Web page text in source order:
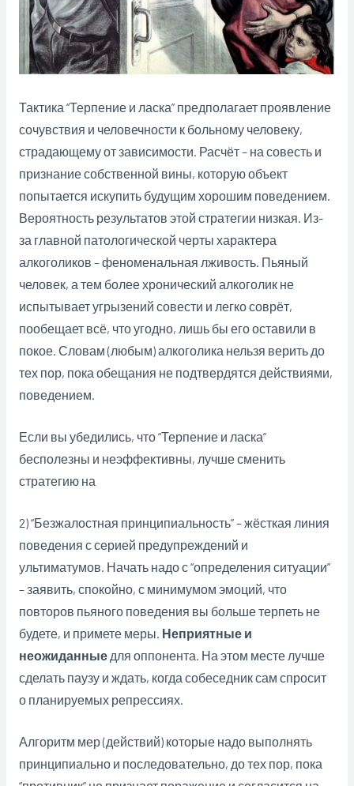
Тактика “Терпение и ласка” предполагает проявление
сочувствия и человечности к больному человеку,
страдающему от зависимости. Расчёт – на совесть и
признание собственной вины, которую объект
попытается искупить будущим хорошим поведением.
Вероятность результатов этой стратегии низкая. Из-
за главной патологической черты характера
алкоголиков – феноменальная лживость. Пьяный
человек, а тем более хронический алкоголик не
испытывает угрызений совести и легко соврёт,
пообещает всё, что угодно, лишь бы его оставили в
покое. Словам (любым) алкоголика нельзя верить до
тех пор, пока обещания не подтвердятся действиями,
поведением.
Если вы убедились, что “Терпение и ласка”
бесполезны и неэффективны, лучше сменить
стратегию на
2) “Безжалостная принципиальность” – жёсткая линия
поведения с серией предупреждений и
ультиматумов. Начать надо с “определения ситуации”
– заявить, спокойно, с минимумом эмоций, что
повторов пьяного поведения вы больше терпеть не
будете, и примете меры. Неприятные и
неожиданныедля оппонента. На этом месте лучше
сделать паузу и ждать, когда собеседник сам спросит
о планируемых репрессиях.
Алгоритм мер (действий) которые надо выполнять
принципиально и последовательно, до тех пор, пока